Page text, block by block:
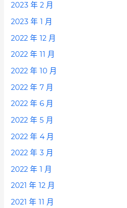
2023 年 2 月
2023 年 1 月
2022 年 12 月
2022 年 11 月
2022 年 10 月
2022 年 7 月
2022 年 6 月
2022 年 5 月
2022 年 4 月
2022 年 3 月
2022 年 1 月
2021 年 12 月
2021 年 11 月